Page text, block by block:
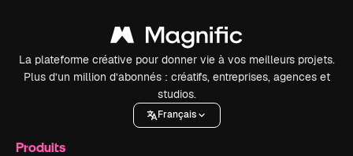
La plateforme créative pour donner vie à vos meilleurs projets.
Plus d’un million d’abonnés : créatifs, entreprises, agences et
studios.
Français
Produits